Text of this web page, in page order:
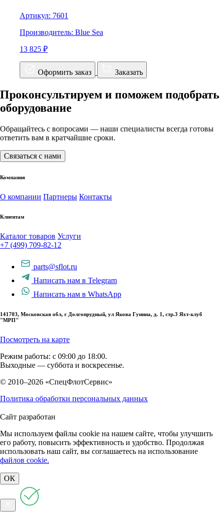
Артикул: 7601
Производитель: Blue Sea
13 825 ₽
Оформить заказ Заказать
Проконсультируем и поможем подобрать
оборудование
Обращайтесь с вопросами — наши специалисты всегда готовы
ответить вам в кратчайшие сроки.
Связаться с нами
Компания
О компании Партнеры Контакты
Клиентам
Каталог товаров Услуги
+7 (499) 709-82-12
parts@sflot.ru
Написать нам в Telegram
Написать нам в WhatsApp
141703, Московская обл, г Долгопрудный, ул Якова Гунина, д. 1, стр.3 Яхт-клуб
"МРП"
Посмотреть на карте
Режим работы: с 09:00 до 18:00.
Выходные — суббота и воскресенье.
© 2010–2026 «СпецФлотСервис»
Политика обработки персональных данных
Сайт разработан
Мы используем файлы cookie на нашем сайте, чтобы улучшить
его работу, повысить эффективность и удобство. Продолжая
использовать наш сайт, вы соглашаетесь на использование
файлов cookie.
ОК